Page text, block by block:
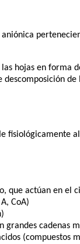
hojas en forma
descomposición
fisiológicamente
que actúan en el
CoA)
cadenas
(compuestos